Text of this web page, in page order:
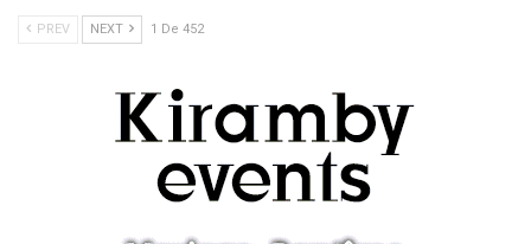
PREV NEXT 1 De 452